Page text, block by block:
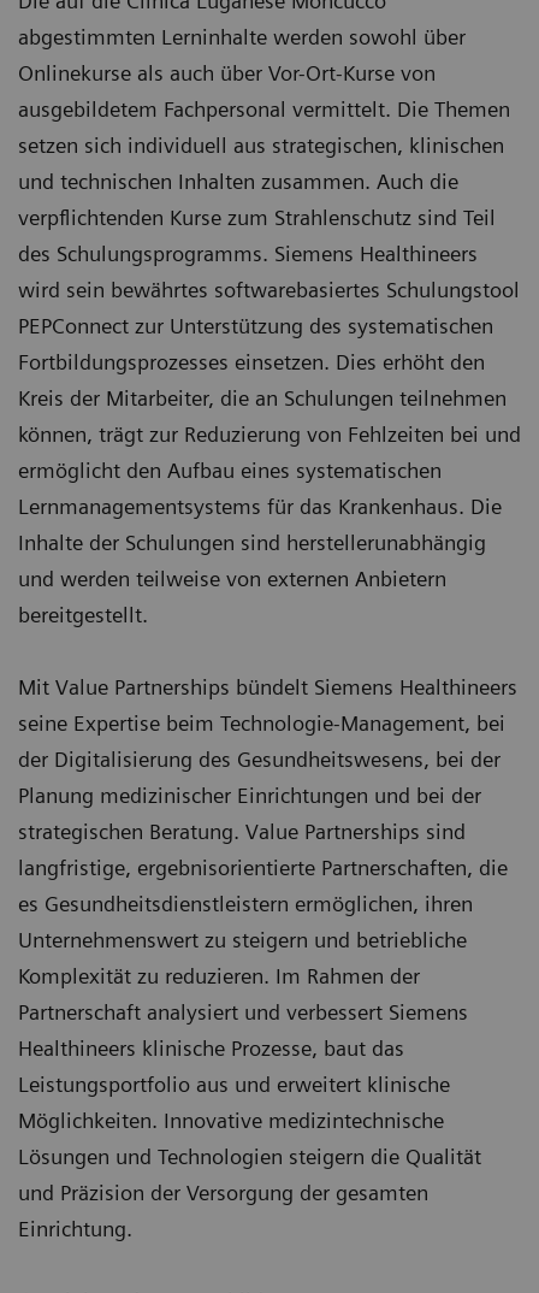
abgestimmten Lerninhalte werden sowohl über
Onlinekurse als auch über Vor-Ort-Kurse von
ausgebildetem Fachpersonal vermittelt. Die Themen
setzen sich individuell aus strategischen, klinischen
und technischen Inhalten zusammen. Auch die
verpflichtenden Kurse zum Strahlenschutz sind Teil
des Schulungsprogramms. Siemens Healthineers
wird sein bewährtes softwarebasiertes Schulungstool
PEPConnect zur Unterstützung des systematischen
Fortbildungsprozesses einsetzen. Dies erhöht den
Kreis der Mitarbeiter, die an Schulungen teilnehmen
können, trägt zur Reduzierung von Fehlzeiten bei und
ermöglicht den Aufbau eines systematischen
Lernmanagementsystems für das Krankenhaus. Die
Inhalte der Schulungen sind herstellerunabhängig
und werden teilweise von externen Anbietern
bereitgestellt.
Mit Value Partnerships bündelt Siemens Healthineers
seine Expertise beim Technologie-Management, bei
der Digitalisierung des Gesundheitswesens, bei der
Planung medizinischer Einrichtungen und bei der
strategischen Beratung. Value Partnerships sind
langfristige, ergebnisorientierte Partnerschaften, die
es Gesundheitsdienstleistern ermöglichen, ihren
Unternehmenswert zu steigern und betriebliche
Komplexität zu reduzieren. Im Rahmen der
Partnerschaft analysiert und verbessert Siemens
Healthineers klinische Prozesse, baut das
Leistungsportfolio aus und erweitert klinische
Möglichkeiten. Innovative medizintechnische
Lösungen und Technologien steigern die Qualität
und Präzision der Versorgung der gesamten
Einrichtung.